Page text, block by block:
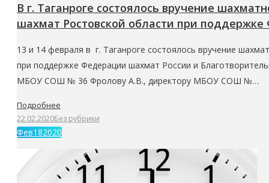
В г. Таганроге состоялось вручение
шахмат Ростовской области при
13 и 14 февраля в г. Таганроге состоялось вручение
при поддержке Федерации шахмат России и
МБОУ СОШ № 36 Фролову А.В., директору МБОУ СОШ №…
Подробнее
22.02.2020Без рубрики
Фев182020